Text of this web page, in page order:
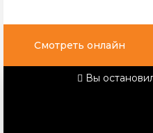
Смотреть онлайн
Вы